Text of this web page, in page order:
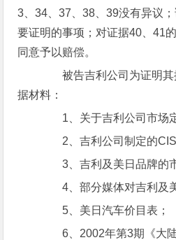
3、34、37、38、39没有异议
要证明的事项；对证据40、41
同意予以赔偿。
被告吉利公司为证明其
据材料：
1、关于吉利公司市场定
2、吉利公司制定的CIS
3、吉利及美日品牌的市
4、部分媒体对吉利及美
5、美日汽车价目表；
6、2002年第3期《大陆